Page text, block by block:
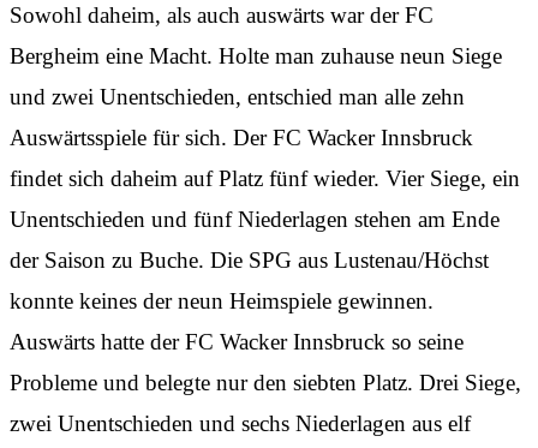
Sowohl daheim, als auch auswärts war der FC
Bergheim eine Macht. Holte man zuhause neun Siege
und zwei Unentschieden, entschied man alle zehn
Auswärtsspiele für sich. Der FC Wacker Innsbruck
findet sich daheim auf Platz fünf wieder. Vier Siege, ein
Unentschieden und fünf Niederlagen stehen am Ende
der Saison zu Buche. Die SPG aus Lustenau/Höchst
konnte keines der neun Heimspiele gewinnen.
Auswärts hatte der FC Wacker Innsbruck so seine
Probleme und belegte nur den siebten Platz. Drei Siege,
zwei Unentschieden und sechs Niederlagen aus elf